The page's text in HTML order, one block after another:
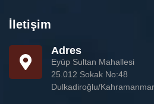
İletişim
Adres
Eyüp Sultan Mahallesi
25.012 Sokak No:48
Dulkadiroğlu/